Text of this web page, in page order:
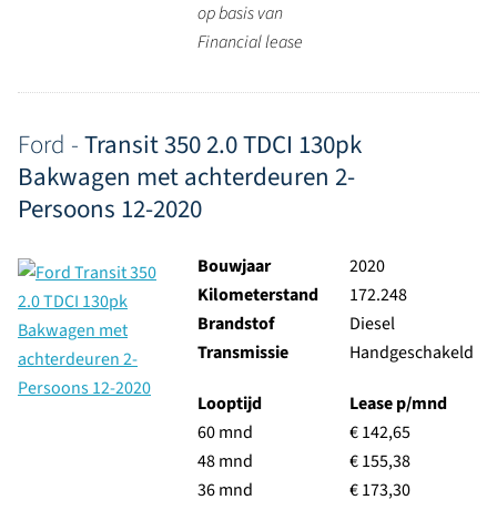
op basis van
Financial lease
Ford -Transit 350 2.0 TDCI 130pk
Bakwagen met achterdeuren 2-
Persoons 12-2020
Bouwjaar
2020
Kilometerstand
172.248
Brandstof
Diesel
Transmissie
Handgeschakeld
Looptijd
60 mnd
48 mnd
36 mnd
Lease p/mnd
€ 142,65
€ 155,38
€ 173,30